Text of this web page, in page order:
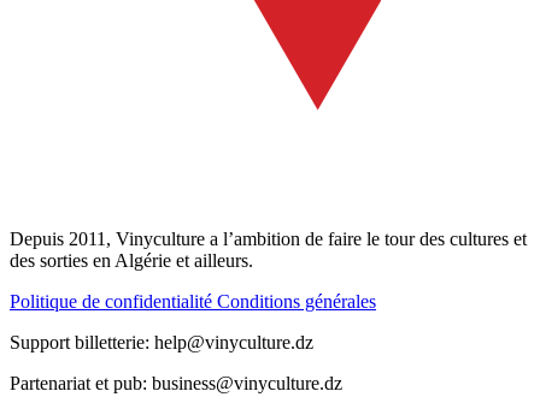
Depuis 2011, Vinyculture a l’ambition de faire le tour des cultures et
des sorties en Algérie et ailleurs.
Politique de confidentialité Conditions générales
Support billetterie: help@vinyculture.dz
Partenariat et pub: business@vinyculture.dz